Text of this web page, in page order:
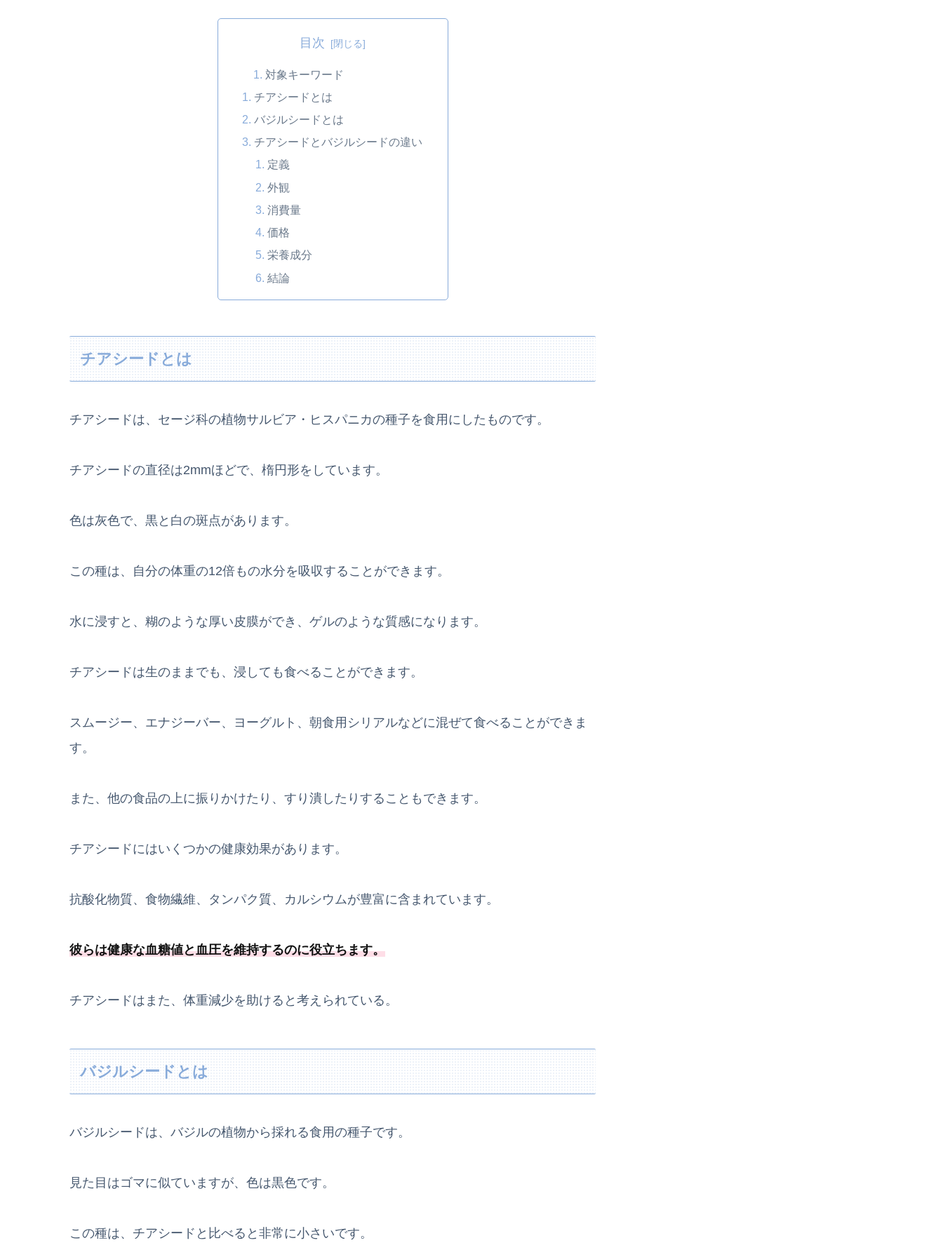
目次
対象キーワード
チアシードとは
バジルシードとは
チアシードとバジルシードの違い
定義
外観
消費量
価格
栄養成分
結論
チアシードとは
チアシードは、セージ科の植物サルビア・ヒスパニカの種子を食用にしたものです。
チアシードの直径は2mmほどで、楕円形をしています。
色は灰色で、黒と白の斑点があります。
この種は、自分の体重の12倍もの水分を吸収することができます。
水に浸すと、糊のような厚い皮膜ができ、ゲルのような質感になります。
チアシードは生のままでも、浸しても食べることができます。
スムージー、エナジーバー、ヨーグルト、朝食用シリアルなどに混ぜて食べることができま
す。
また、他の食品の上に振りかけたり、すり潰したりすることもできます。
チアシードにはいくつかの健康効果があります。
抗酸化物質、食物繊維、タンパク質、カルシウムが豊富に含まれています。
彼らは健康な血糖値と血圧を維持するのに役立ちます。
チアシードはまた、体重減少を助けると考えられている。
バジルシードとは
バジルシードは、バジルの植物から採れる食用の種子です。
見た目はゴマに似ていますが、色は黒色です。
この種は、チアシードと比べると非常に小さいです。